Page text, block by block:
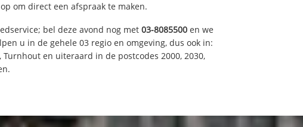
om direct een afspraak te maken.
bel deze avond nog met 03-8085500 en we
u in de gehele 03 regio en omgeving, dus ook in:
Turnhout en uiteraard in de postcodes 2000, 2030,